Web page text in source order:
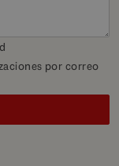
por correo